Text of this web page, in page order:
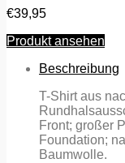
€39,95
Produkt ansehen
Beschreibung
T-Shirt aus
Front; großer
Foundation;
Baumwolle.